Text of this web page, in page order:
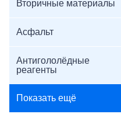
Вторичные материалы
Асфальт
Антигололёдные
реагенты
Показать ещё